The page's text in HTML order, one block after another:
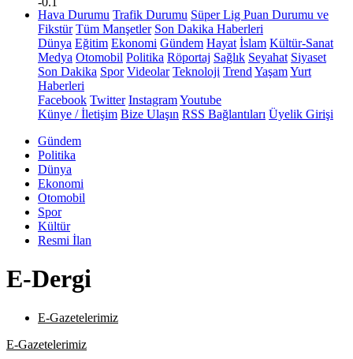
Hava Durumu Trafik Durumu Süper Lig Puan Durumu ve
Fikstür Tüm Manşetler Son Dakika Haberleri
Dünya Eğitim Ekonomi Gündem Hayat İslam Kültür-Sanat
Medya Otomobil Politika Röportaj Sağlık Seyahat Siyaset
Son Dakika Spor Videolar Teknoloji Trend YaşamYurt
Haberleri
Facebook Twitter InstagramYoutube
Künye / İletişim Bize Ulaşın RSS Bağlantıları Üyelik Girişi
Gündem
Politika
Dünya
Ekonomi
Otomobil
Spor
Kültür
Resmi İlan
E-Dergi
E-Gazetelerimiz
E-Gazetelerimiz